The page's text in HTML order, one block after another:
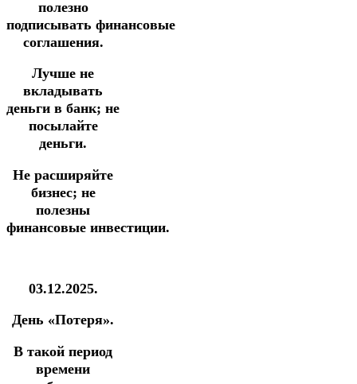
полезно
подписывать финансовые
соглашения.
Лучше не
вкладывать
деньги в банк; не
посылайте
деньги.
Не расширяйте
бизнес; не
полезны
финансовые инвестиции.
03.12.2025.
День «Потеря».
В такой период
времени